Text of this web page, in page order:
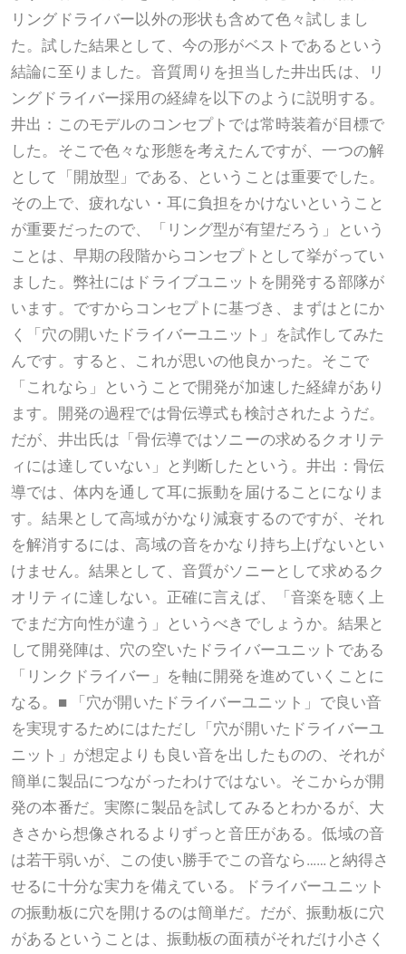
リングドライバー以外の形状も含めて色々試しまし
た。試した結果として、今の形がベストであるという
結論に至りました。音質周りを担当した井出氏は、リ
ングドライバー採用の経緯を以下のように説明する。
井出：このモデルのコンセプトでは常時装着が目標で
した。そこで色々な形態を考えたんですが、一つの解
として「開放型」である、ということは重要でした。
その上で、疲れない・耳に負担をかけないということ
が重要だったので、「リング型が有望だろう」という
ことは、早期の段階からコンセプトとして挙がってい
ました。弊社にはドライブユニットを開発する部隊が
います。ですからコンセプトに基づき、まずはとにか
く「穴の開いたドライバーユニット」を試作してみた
んです。すると、これが思いの他良かった。そこで
「これなら」ということで開発が加速した経緯があり
ます。開発の過程では骨伝導式も検討されたようだ。
だが、井出氏は「骨伝導ではソニーの求めるクオリテ
ィには達していない」と判断したという。井出：骨伝
導では、体内を通して耳に振動を届けることになりま
す。結果として高域がかなり減衰するのですが、それ
を解消するには、高域の音をかなり持ち上げないとい
けません。結果として、音質がソニーとして求めるク
オリティに達しない。正確に言えば、「音楽を聴く上
でまだ方向性が違う」というべきでしょうか。結果と
して開発陣は、穴の空いたドライバーユニットである
「リンクドライバー」を軸に開発を進めていくことに
なる。■ 「穴が開いたドライバーユニット」で良い音
を実現するためにはただし「穴が開いたドライバーユ
ニット」が想定よりも良い音を出したものの、それが
簡単に製品につながったわけではない。そこからが開
発の本番だ。実際に製品を試してみるとわかるが、大
きさから想像されるよりずっと音圧がある。低域の音
は若干弱いが、この使い勝手でこの音なら……と納得さ
せるに十分な実力を備えている。ドライバーユニット
の振動板に穴を開けるのは簡単だ。だが、振動板に穴
があるということは、振動板の面積がそれだけ小さく